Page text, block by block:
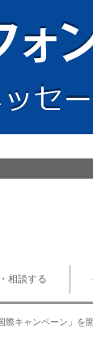
相談する
際キャンペーン」を